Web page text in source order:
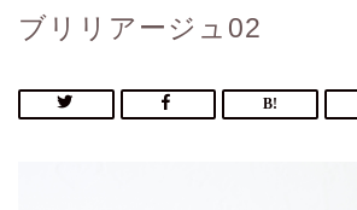
ブリリアージュ02